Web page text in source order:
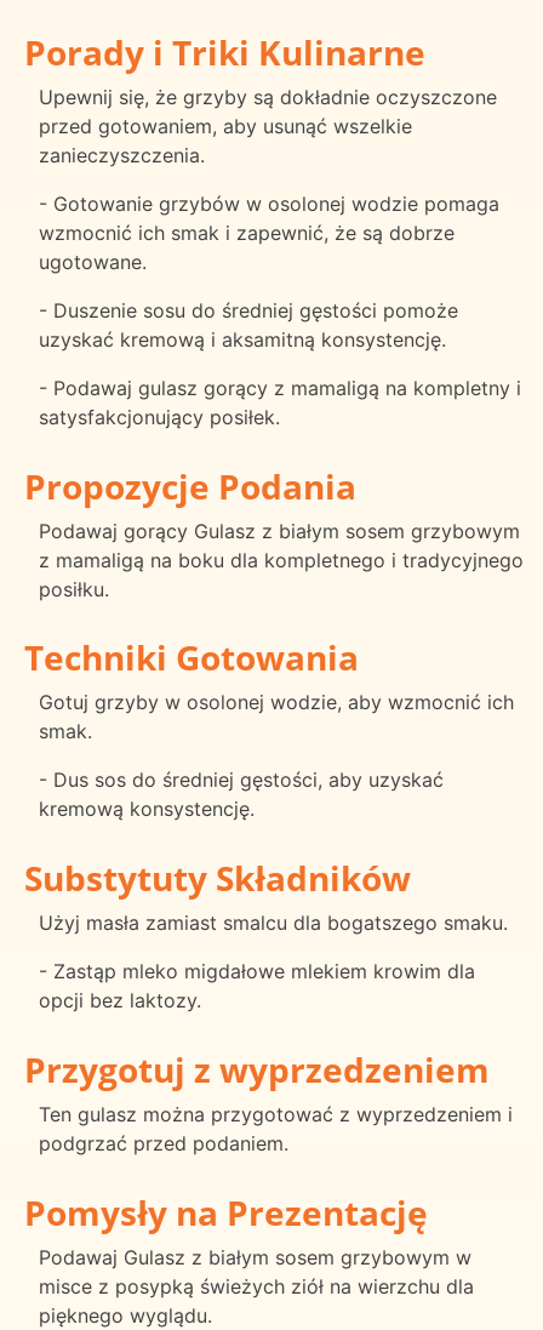
Porady i Triki Kulinarne
Upewnij się, że grzyby są dokładnie oczyszczone
przed gotowaniem, aby usunąć wszelkie
zanieczyszczenia.
- Gotowanie grzybów w osolonej wodzie pomaga
wzmocnić ich smak i zapewnić, że są dobrze
ugotowane.
- Duszenie sosu do średniej gęstości pomoże
uzyskać kremową i aksamitną konsystencję.
- Podawaj gulasz gorący z mamaligą na kompletny i
satysfakcjonujący posiłek.
Propozycje Podania
Podawaj gorący Gulasz z białym sosem grzybowym
z mamaligą na boku dla kompletnego i tradycyjnego
posiłku.
Techniki Gotowania
Gotuj grzyby w osolonej wodzie, aby wzmocnić ich
smak.
- Dus sos do średniej gęstości, aby uzyskać
kremową konsystencję.
Substytuty Składników
Użyj masła zamiast smalcu dla bogatszego smaku.
- Zastąp mleko migdałowe mlekiem krowim dla
opcji bez laktozy.
Przygotuj z wyprzedzeniem
Ten gulasz można przygotować z wyprzedzeniem i
podgrzać przed podaniem.
Pomysły na Prezentację
Podawaj Gulasz z białym sosem grzybowym w
misce z posypką świeżych ziół na wierzchu dla
pięknego wyglądu.